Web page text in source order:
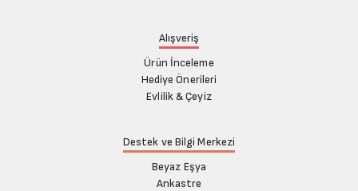
Alışveriş
Ürün İnceleme
Hediye Önerileri
Evlilik & Çeyiz
Destek ve Bilgi Merkezi
Beyaz Eşya
Ankastre